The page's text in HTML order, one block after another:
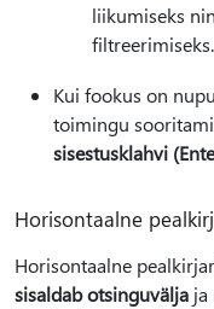
liikumiseks
filtreerimiseks.
Kui fookus on
toimingu
sisestusklahvi
Horisontaalne
Horisontaalne
sisaldab otsinguvälja ja